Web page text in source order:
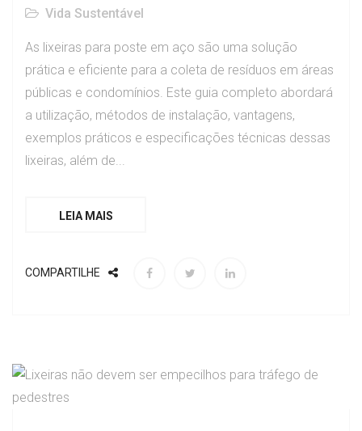
Vida Sustentável
As lixeiras para poste em aço são uma solução
prática e eficiente para a coleta de resíduos em áreas
públicas e condomínios. Este guia completo abordará
a utilização, métodos de instalação, vantagens,
exemplos práticos e especificações técnicas dessas
lixeiras, além de...
LEIA MAIS
COMPARTILHE